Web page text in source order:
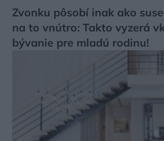
Zvonku pôsobí inak ako
na to vnútro: Takto vyzerá
bývanie pre mladú rodinu!